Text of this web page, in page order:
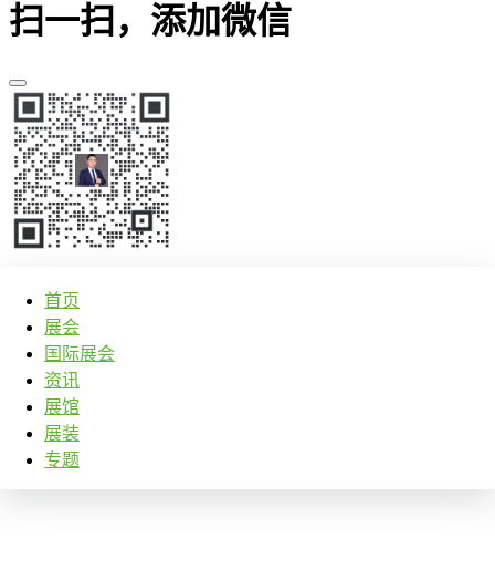
首页
展会
国际展会
资讯
展馆
展装
专题
扫一扫，添加微信